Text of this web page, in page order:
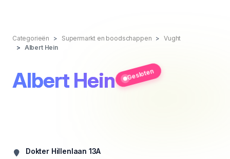
Categorieën Supermarkt en boodschappen
Vught
Albert Hein
Albert Hein Gesloten
Dokter Hillenlaan 13A